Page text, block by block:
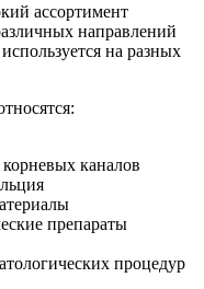
ассортимент
направлений
на разных
каналов
препараты
процедур